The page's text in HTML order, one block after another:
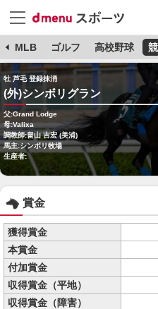
MLB ゴルフ 高校野球
牡 芦毛 登録抹消
(外)シンボリグラン
父:Grand Lodge
母:Valixa
調教師:畠山 吉宏 (美浦)
馬主:シンボリ牧場
生産者:
賞金
獲得賞金
本賞金
付加賞金
収得賞金（平地）
収得賞金（障害）